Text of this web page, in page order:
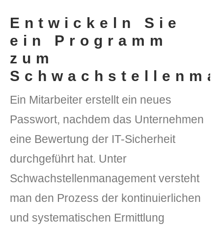
Entwickeln Sie
ein Programm
zum
Ein Mitarbeiter erstellt ein neues
Passwort, nachdem das Unternehmen
eine Bewertung der IT-Sicherheit
durchgeführt hat. Unter
Schwachstellenmanagement versteht
man den Prozess der kontinuierlichen
und systematischen Ermittlung